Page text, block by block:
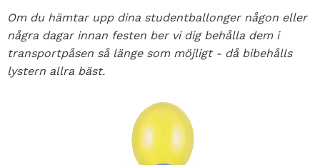
Om du hämtar upp dina studentballonger någon eller
några dagar innan festen ber vi dig behålla dem i
transportpåsen så länge som möjligt - då bibehålls
lystern allra bäst.